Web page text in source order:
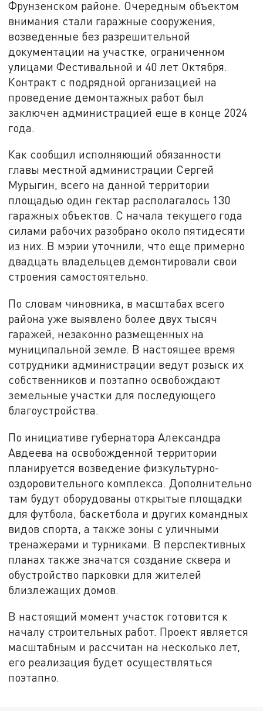
Фрунзенском районе. Очередным объектом
внимания стали гаражные сооружения,
возведенные без разрешительной
документации на участке, ограниченном
улицами Фестивальной и 40 лет Октября.
Контракт с подрядной организацией на
проведение демонтажных работ был
заключен администрацией еще в конце 2024
года.
Как сообщил исполняющий обязанности
главы местной администрации Сергей
Мурыгин, всего на данной территории
площадью один гектар располагалось 130
гаражных объектов. С начала текущего года
силами рабочих разобрано около пятидесяти
из них. В мэрии уточнили, что еще примерно
двадцать владельцев демонтировали свои
строения самостоятельно.
По словам чиновника, в масштабах всего
района уже выявлено более двух тысяч
гаражей, незаконно размещенных на
муниципальной земле. В настоящее время
сотрудники администрации ведут розыск их
собственников и поэтапно освобождают
земельные участки для последующего
благоустройства.
По инициативе губернатора Александра
Авдеева на освобожденной территории
планируется возведение физкультурно-
оздоровительного комплекса. Дополнительно
там будут оборудованы открытые площадки
для футбола, баскетбола и других командных
видов спорта, а также зоны с уличными
тренажерами и турниками. В перспективных
планах также значатся создание сквера и
обустройство парковки для жителей
близлежащих домов.
В настоящий момент участок готовится к
началу строительных работ. Проект является
масштабным и рассчитан на несколько лет,
его реализация будет осуществляться
поэтапно.